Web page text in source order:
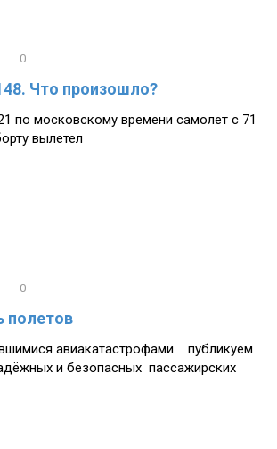
0
Что произошло?
по московскому времени самолет с 71
вылетел
0
полетов
авиакатастрофами публикуем
и безопасных пассажирских